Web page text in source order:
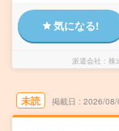
気になる!
派遣会社 株
未読 掲載日 2026/08/